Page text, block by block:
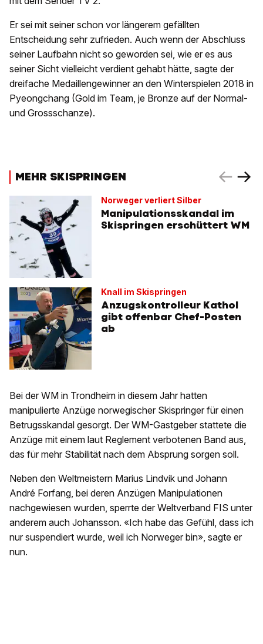
Er sei mit seiner schon vor längerem gefällten
Entscheidung sehr zufrieden. Auch wenn der Abschluss
seiner Laufbahn nicht so geworden sei, wie er es aus
seiner Sicht vielleicht verdient gehabt hätte, sagte der
dreifache Medaillengewinner an den Winterspielen 2018 in
Pyeongchang (Gold im Team, je Bronze auf der Normal-
und Grossschanze).
MEHR SKISPRINGEN
Norweger verliert Silber
Manipulationsskandal im
Skispringen erschüttert WM
Knall im Skispringen
Anzugskontrolleur Kathol
gibt offenbar Chef-Posten
ab
Bei der WM in Trondheim in diesem Jahr hatten
manipulierte Anzüge norwegischer Skispringer für einen
Betrugsskandal gesorgt. Der WM-Gastgeber stattete die
Anzüge mit einem laut Reglement verbotenen Band aus,
das für mehr Stabilität nach dem Absprung sorgen soll.
Neben den Weltmeistern Marius Lindvik und Johann
André Forfang, bei deren Anzügen Manipulationen
nachgewiesen wurden, sperrte der Weltverband FIS unter
anderem auch Johansson. «Ich habe das Gefühl, dass ich
nur suspendiert wurde, weil ich Norweger bin», sagte er
nun.